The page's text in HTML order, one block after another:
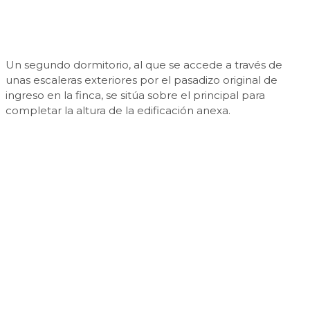
Un segundo dormitorio, al que se accede a través de
unas escaleras exteriores por el pasadizo original de
ingreso en la finca, se sitúa sobre el principal para
completar la altura de la edificación anexa.